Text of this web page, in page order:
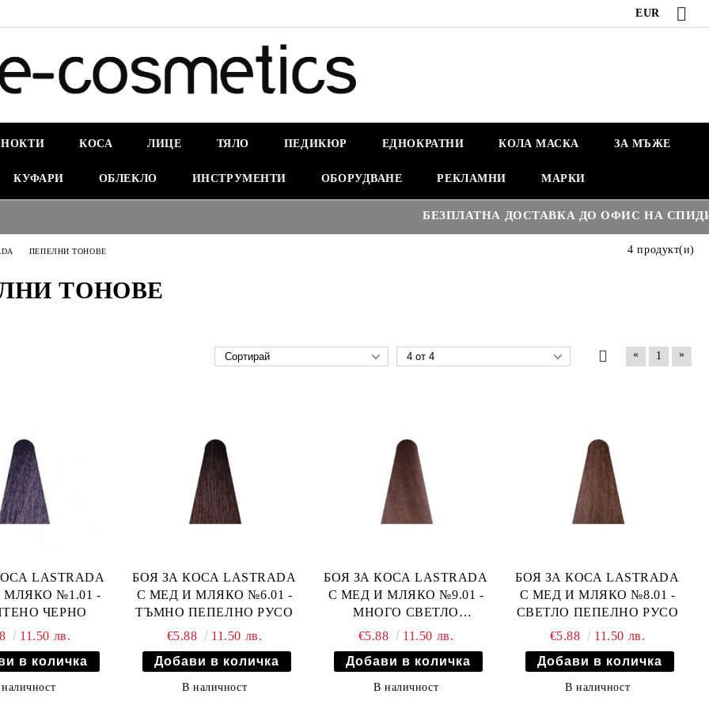
EUR
НОКТИ КОСА ЛИЦЕ ТЯЛО ПЕДИКЮР ЕДНОКРАТНИ КОЛА МАСКА ЗА МЪЖЕ
КУФАРИ ОБЛЕКЛО ИНСТРУМЕНТИ ОБОРУДВАНЕ РЕКЛАМНИ МАРКИ
БЕЗПЛАТНА ДОСТАВКА ДО ОФИС НА СПИДИ
ПЕПЕЛНИ ТОНОВЕ
ТОНОВЕ
4 продукт(и)
« 1 »
LASTRADA
№1.01 -
ЧЕРНО
11.50 лв.
БОЯ ЗА КОСА LASTRADA
С МЕД И МЛЯКО №6.01 -
ТЪМНО ПЕПЕЛНО РУСО
€5.88
11.50 лв.
В наличност
БОЯ ЗА КОСА LASTRADA
С МЕД И МЛЯКО №9.01 -
МНОГО СВЕТЛО
ПЕПЕЛНО РУСО
€5.88 11.50 лв.
В наличност
БОЯ ЗА КОСА LASTRADA
С МЕД И МЛЯКО №8.01 -
СВЕТЛО ПЕПЕЛНО РУСО
€5.88
11.50 лв.
В наличност